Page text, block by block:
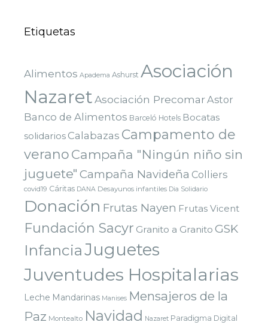
Etiquetas
Alimentos Apadema Ashurst Asociación
NazaretAsociación PrecomarAstor
Banco de Alimentos Barceló Hotels Bocatas
solidarios Calabazas Campamento de
verano Campaña "Ningún niño sin
juguete" Campaña Navideña Colliers
covid19 Cáritas DANA Desayunos infantiles Dia Solidario
Donación Frutas Nayen Frutas Vicent
Fundación Sacyr Granito a Granito GSK
InfanciaJuguetes
Juventudes Hospitalarias
Leche Mandarinas Manises Mensajeros de la
Paz Montealto Navidad Nazaret Paradigma Digital